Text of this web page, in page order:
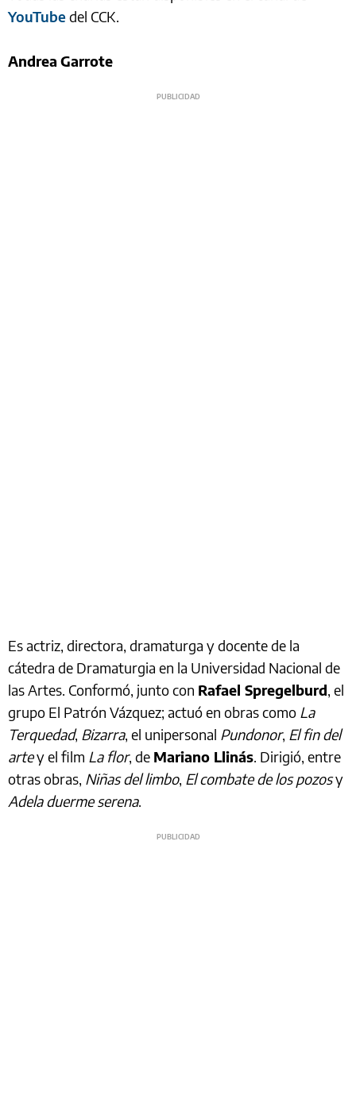
YouTubedel CCK.
Andrea Garrote
Es actriz, directora, dramaturga y docente de la
cátedra de Dramaturgia en la Universidad Nacional de
las Artes. Conformó, junto con Rafael Spregelburd, el
grupo El Patrón Vázquez; actuó en obras como La
Terquedad, Bizarra, el unipersonal Pundonor, El fin del
artey el film La flor, de Mariano Llinás. Dirigió, entre
otras obras, Niñas del limbo, El combate de los pozosy
Adela duerme serena.